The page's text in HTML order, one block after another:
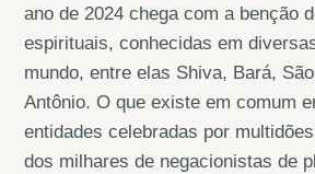
ano de 2024 chega com a benção
espirituais, conhecidas em
mundo, entre elas Shiva, Bará,
Antônio. O que existe em comum
entidades celebradas por
dos milhares de negacionistas de